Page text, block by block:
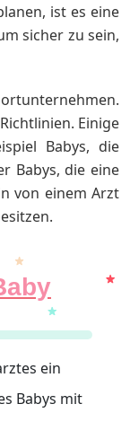
ist es eine
sicher zu sein,
Einige
Babys, die
Babys, die eine
von einem Arzt
ein
Babys mit